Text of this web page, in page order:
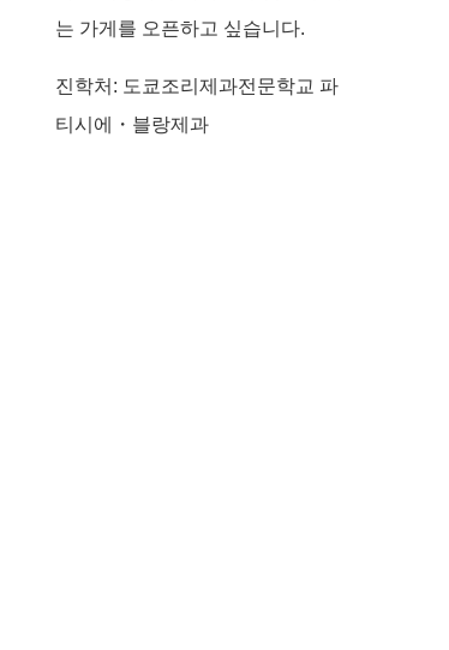
는 가게를 오픈하고 싶습니다.
진학처: 도쿄조리제과전문학교 파
티시에・블랑제과